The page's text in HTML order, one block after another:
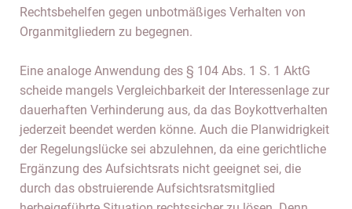
Rechtsbehelfen gegen unbotmäßiges Verhalten von
Organmitgliedern zu begegnen.
Eine analoge Anwendung des § 104 Abs. 1 S. 1 AktG
scheide mangels Vergleichbarkeit der Interessenlage zur
dauerhaften Verhinderung aus, da das Boykottverhalten
jederzeit beendet werden könne. Auch die Planwidrigkeit
der Regelungslücke sei abzulehnen, da eine gerichtliche
Ergänzung des Aufsichtsrats nicht geeignet sei, die
durch das obstruierende Aufsichtsratsmitglied